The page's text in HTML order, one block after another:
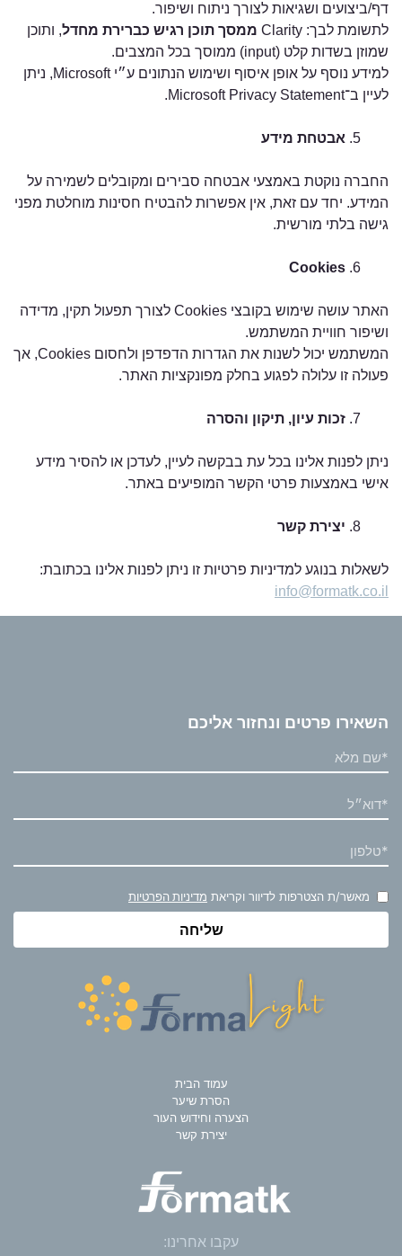
דף/ביצועים ושגיאות לצורך ניתוח ושיפור.
לתשומת לבך: Clarity
ממסך תוכן רגיש כברירת מחדל, ותוכן
שמוזן בשדות קלט (input) ממוסך בכל המצבים.
למידע נוסף על אופן איסוף ושימוש הנתונים ע״י Microsoft, ניתן
לעיין ב־Microsoft Privacy Statement.
אבטחת מידע
החברה נוקטת באמצעי אבטחה סבירים ומקובלים לשמירה על
המידע. יחד עם זאת, אין אפשרות להבטיח חסינות מוחלטת מפני
גישה בלתי מורשית.
Cookies
האתר עושה שימוש בקובצי Cookies לצורך תפעול תקין, מדידה
ושיפור חוויית המשתמש.
המשתמש יכול לשנות את הגדרות הדפדפן ולחסום Cookies, אך
פעולה זו עלולה לפגוע בחלק מפונקציות האתר.
זכות עיון, תיקון והסרה
ניתן לפנות אלינו בכל עת בבקשה לעיין, לעדכן או להסיר מידע
אישי באמצעות פרטי הקשר המופיעים באתר.
יצירת קשר
לשאלות בנוגע למדיניות פרטיות זו ניתן לפנות אלינו בכתובת:
info@formatk.co.il
עקבו אחרינו:
עמוד הבית
הסרת שיער
הצערה וחידוש העור
יצירת קשר
השאירו פרטים ונחזור אליכם
מאשר/ת הצטרפות לדיוור וקריאת מדיניות הפרטיות